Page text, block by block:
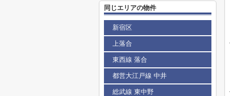
同じエリアの物件
新宿区
上落合
東西線 落合
都営大江戸線 中井
総武線 東中野